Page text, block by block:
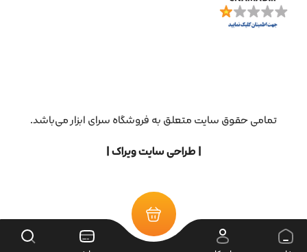
تمامی حقوق سایت متعلق به فروشگاه سرای ابزار می‌باشد.
| طراحی سایت ویراک |